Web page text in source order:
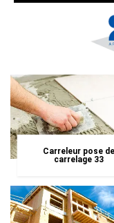
Carreleur pose de
carrelage 33